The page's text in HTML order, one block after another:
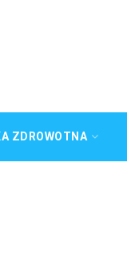
ZDROWOTNA